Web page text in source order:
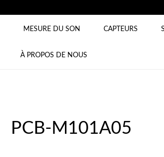
MESURE DU SON CAPTEURS
À PROPOS DE NOUS
PCB-M101A05